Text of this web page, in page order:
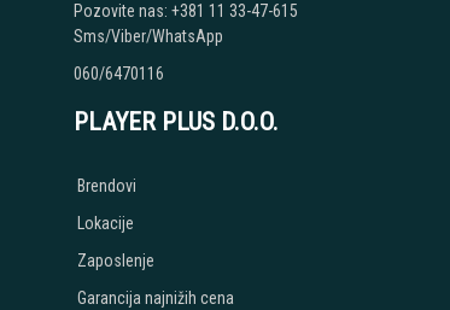
Pozovite nas: +381 11 33-47-615
Sms/Viber/WhatsApp
060/6470116
PLAYER PLUS D.O.O.
Brendovi
Lokacije
Zaposlenje
Garancija najnižih cena